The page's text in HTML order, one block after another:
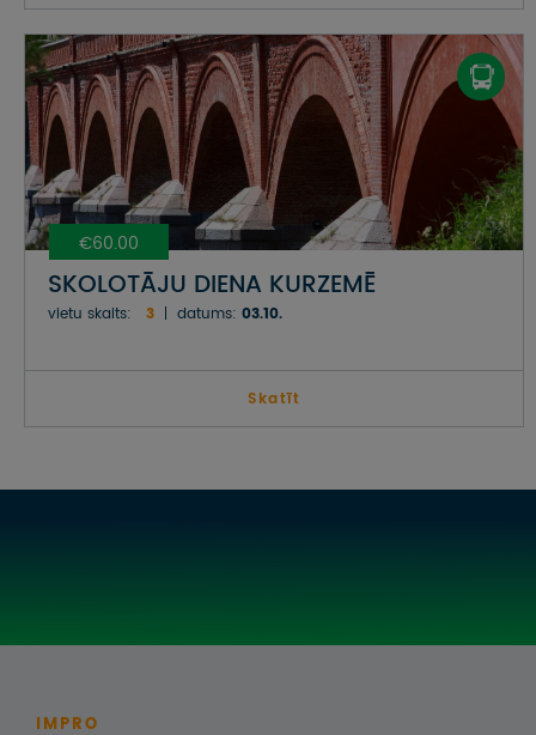
€60.00
SKOLOTĀJU DIENA KURZEMĒ
vietu skaits: 3 datums: 03.10.
Skatīt
IMPRO